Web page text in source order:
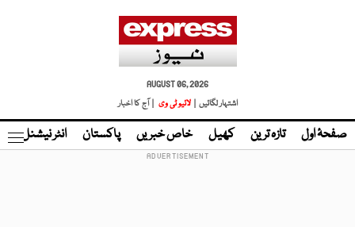
AUGUST 06, 2026
اشتہار لگائیں |
لائیو ٹی وی | آج کا اخبار
صفحۂ اول تازہ ترین کھیل خاص خبریں پاکستان انٹر نیشنل